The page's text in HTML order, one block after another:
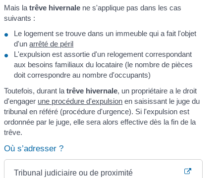
Mais latrêve hivernale ne s'applique pas dans les cas
suivants :
Le logement se trouve dans un immeuble qui a fait l'objet
d'unarrêté de péril
L'expulsion est assortie d'un relogement correspondant
aux besoins familiaux du locataire (le nombre de pièces
doit correspondre au nombre d'occupants)
Toutefois, durant latrêve hivernale, un propriétaire a le droit
d'engager une procédure d'expulsion en saisissant le juge du
tribunal en référé (procédure d'urgence). Si l'expulsion est
ordonnée par le juge, elle sera alors effective dès la fin de la
trêve.
Où s’adresser ?
Tribunal judiciaire ou de proximité